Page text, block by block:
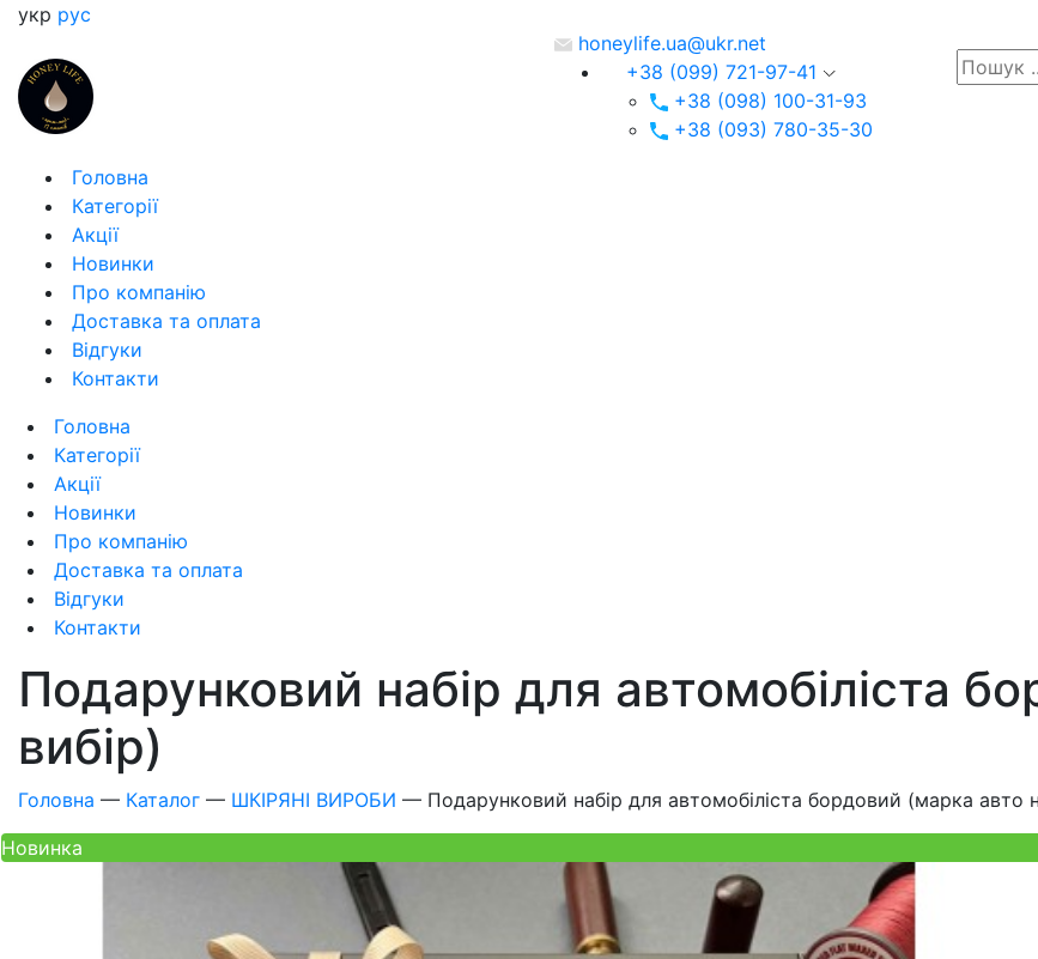
укр рус
honeylife.ua@ukr.net
+38 (099) 721-97-41
+38 (098) 100-31-93
+38 (093) 780-35-30
Головна
Категорії
Акції
Новинки
Про компанію
Доставка та оплата
Відгуки
Контакти
Головна
Категорії
Акції
Новинки
Про компанію
Доставка та оплата
Відгуки
Контакти
Подарунковий набір для автомобіліста
вибір)
Головна — Каталог — ШКІРЯНІ ВИРОБИ — Подарунковий набір для автомобіліста бордовий (марка авто
Новинка